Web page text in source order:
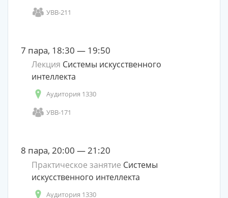
УВВ-211
7 пара, 18:30 — 19:50
Лекция Системы искусственного
интеллекта
Аудитория 1330
УВВ-171
8 пара, 20:00 — 21:20
Практическое занятие Системы
искусственного интеллекта
Аудитория 1330